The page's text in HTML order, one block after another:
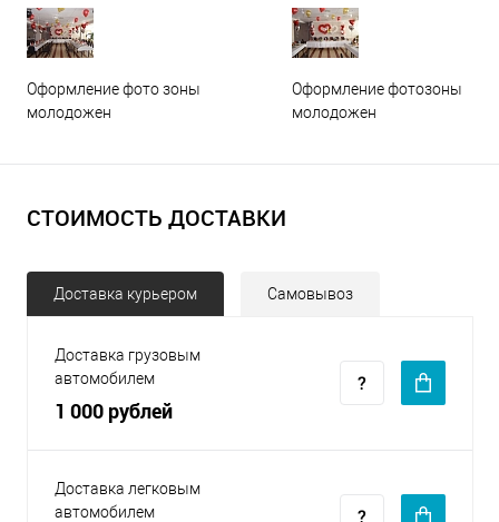
Оформление фото зоны
молодожен
Оформление фотозоны
молодожен
СТОИМОСТЬ ДОСТАВКИ
Доставка курьером Самовывоз
Доставка грузовым
автомобилем
1 000 рублей
Доставка легковым
автомобилем